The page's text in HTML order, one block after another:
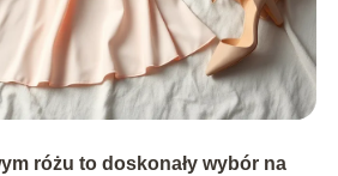
różu to doskonały wybór na